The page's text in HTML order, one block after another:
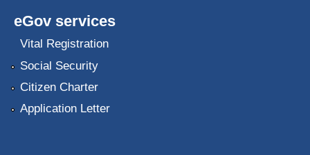
eGov services
Vital Registration
Social Security
Citizen Charter
Application Letter